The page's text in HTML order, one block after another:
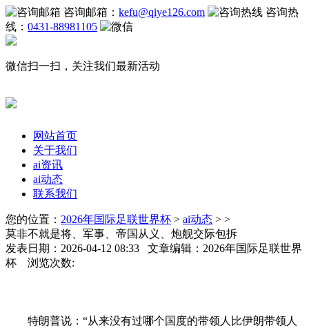
咨询邮箱： kefu@qiye126.com
咨询热
线： 0431-88981105
微信扫一扫，关注我们最新活动
网站首页
关于我们
ai资讯
ai动态
联系我们
您的位置： 2026年国际足联世界杯 > ai动态 > >
莫非不就是将、军事、帝国从义、炮舰交际包拆
发表日期：2026-04-12 08:33 文章编辑：2026年国际足联世界
杯 浏览次数:
特朗普说：“从来没有过哪个国度的带领人比伊朗带领人